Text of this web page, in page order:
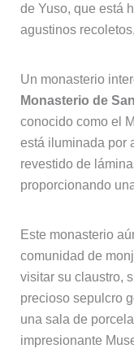
de Yuso, que está
agustinos
Un monasterio
Monasterio de
conocido como el
está iluminada por
revestido de
proporcionando
Este monasterio
comunidad de
visitar su claustro,
precioso sepulcro
una sala de
impresionante